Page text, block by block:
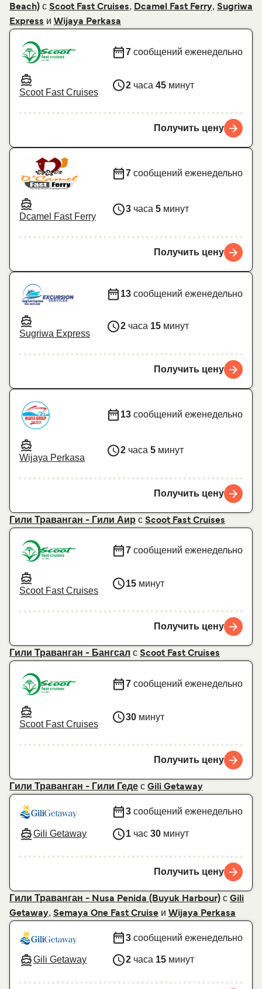
Beach) с Scoot Fast Cruises, Dcamel Fast Ferry, Sugriwa
Express и Wijaya Perkasa
Scoot Fast Cruises
7 сообщений еженедельно
2 часа 45 минут
Получить цену
Dcamel Fast Ferry
7 сообщений еженедельно
3 часа 5 минут
Получить цену
Sugriwa Express
13 сообщений еженедельно
2 часа 15 минут
Получить цену
Wijaya Perkasa
13 сообщений еженедельно
2 часа 5 минут
Получить цену
Гили Траванган - Гили Аир с Scoot Fast Cruises
Scoot Fast Cruises
7 сообщений еженедельно
15 минут
Получить цену
Гили Траванган - Бангсал с Scoot Fast Cruises
Scoot Fast Cruises
7 сообщений еженедельно
30 минут
Получить цену
Гили Траванган - Гили Геде с Gili Getaway
Gili Getaway
3 сообщений еженедельно
1 час 30 минут
Получить цену
Гили Траванган - Nusa Penida (Buyuk Harbour) с Gili
Getaway, Semaya One Fast Cruise и Wijaya Perkasa
Gili Getaway
3 сообщений еженедельно
2 часа 15 минут